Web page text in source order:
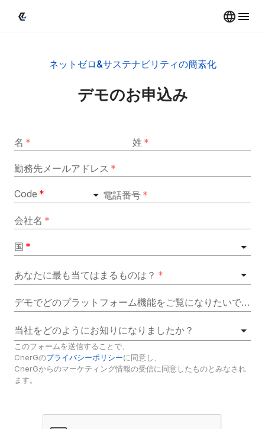
ネットゼロ&サステナビリティの簡素化
デモのお申込み
名 * 姓 *
勤務先メールアドレス *
Code * 電話番号 *
会社名 *
国 *
あなたに最も当てはまるものは？ *
デモでどのプラットフォーム機能をご覧になりたいですか？
当社をどのようにお知りになりましたか？
このフォームを送信することで、
CnerGのプライバシーポリシーに同意し、
CnerGからのマーケティング情報の受信に同意したものとみなされ
ます。